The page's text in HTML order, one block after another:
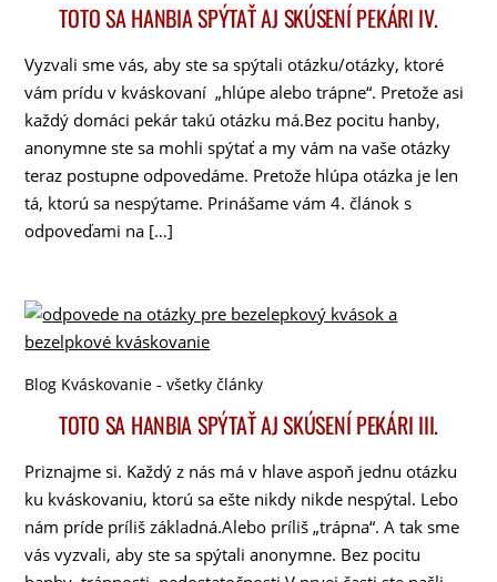
TOTO SA HANBIA SPÝTAŤ AJ SKÚSENÍ PEKÁRI IV.
Vyzvali sme vás, aby ste sa spýtali otázku/otázky, ktoré
vám prídu v kváskovaní „hlúpe alebo trápne“. Pretože asi
každý domáci pekár takú otázku má.Bez pocitu hanby,
anonymne ste sa mohli spýtať a my vám na vaše otázky
teraz postupne odpovedáme. Pretože hlúpa otázka je len
tá, ktorú sa nespýtame. Prinášame vám 4. článok s
odpoveďami na […]
Blog Kváskovanie - všetky články
TOTO SA HANBIA SPÝTAŤ AJ SKÚSENÍ PEKÁRI III.
Priznajme si. Každý z nás má v hlave aspoň jednu otázku
ku kváskovaniu, ktorú sa ešte nikdy nikde nespýtal. Lebo
nám príde príliš základná.Alebo príliš „trápna“. A tak sme
vás vyzvali, aby ste sa spýtali anonymne. Bez pocitu